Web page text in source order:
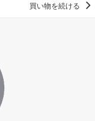
買い物を続ける